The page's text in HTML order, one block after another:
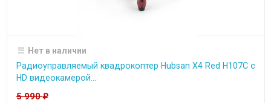
Нет в наличии
Радиоуправляемый квадрокоптер Hubsan X4 Red H107C c
HD видеокамерой...
5 990₽